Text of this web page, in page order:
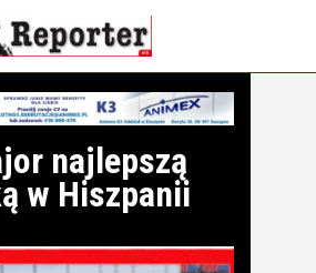
najlepszą
w Hiszpanii